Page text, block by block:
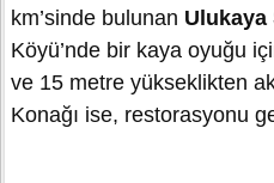
km’sinde bulunan Ulukaya
Köyü’nde bir kaya oyuğu
ve 15 metre yükseklikten
Konağı ise, restorasyonu